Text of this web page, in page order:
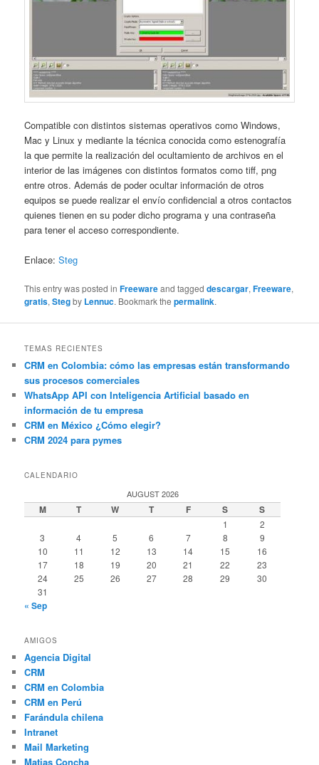
Compatible con distintos sistemas operativos como Windows,
Mac y Linux y mediante la técnica conocida como estenografía
la que permite la realización del ocultamiento de archivos en el
interior de las imágenes con distintos formatos como tiff, png
entre otros. Además de poder ocultar información de otros
equipos se puede realizar el envío confidencial a otros contactos
quienes tienen en su poder dicho programa y una contraseña
para tener el acceso correspondiente.
Enlace:Steg
This entry was posted inFreewareand taggeddescargar,Freeware,
gratis,Stegby Lennuc. Bookmark thepermalink.
TEMAS RECIENTES
CRM en Colombia: cómo las empresas están transformando
sus procesos comerciales
WhatsApp API con Inteligencia Artificial basado en
información de tu empresa
CRM en México ¿Cómo elegir?
CRM 2024 para pymes
CALENDARIO
AUGUST 2026
M T W T F S S
1
2
3
4 5 6 7 8
9
10
11 12 13 14 15
16
17
18 19 20 21 22
23
24
25 26 27 28 29
30
31
« Sep
AMIGOS
Agencia Digital
CRM
CRM en Colombia
CRM en Perú
Farándula chilena
Intranet
Mail Marketing
Matias Concha